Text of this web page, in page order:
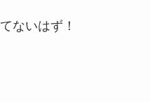
ないはず！